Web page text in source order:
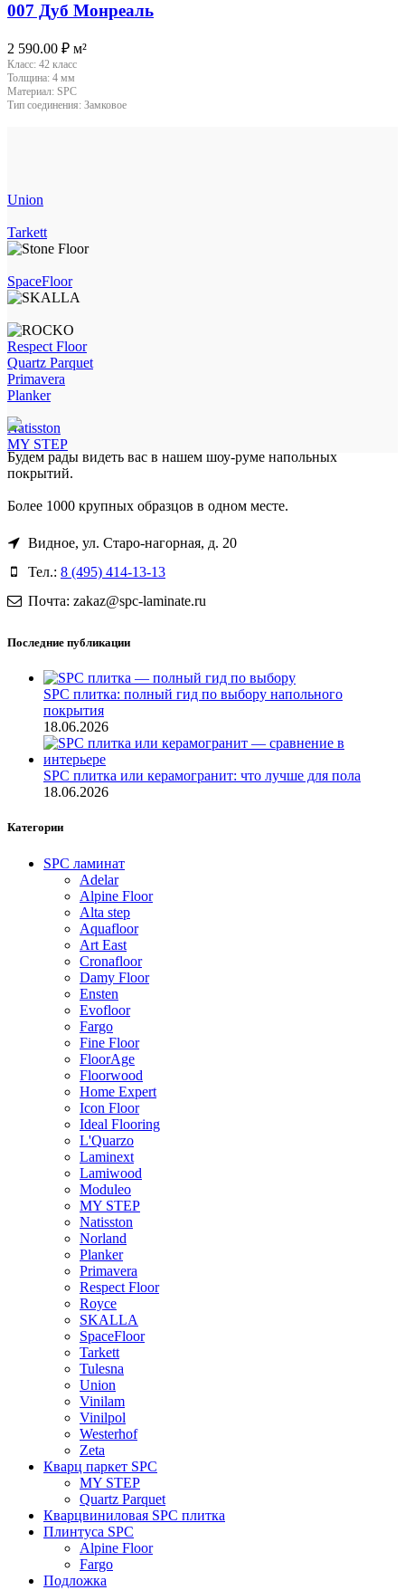
007 Дуб Монреаль
2 590.00 ₽ м²
Класс: 42 класс
Толщина: 4 мм
Материал: SPC
Тип соединения: Замковое
Union
Tarkett
SpaceFloor
Respect Floor
Quartz Parquet
Primavera
Planker
Natisston
MY STEP
Будем рады видеть вас в нашем шоу-руме напольных
покрытий.
Более 1000 крупных образцов в одном месте.
Видное, ул. Старо-нагорная, д. 20
Тел.: 8 (495) 414-13-13
Почта: zakaz@spc-laminate.ru
Последние публикации
SPC плитка: полный гид по выбору напольного
покрытия
18.06.2026
SPC плитка или керамогранит: что лучше для пола
18.06.2026
Категории
SPC ламинат
Adelar
Alpine Floor
Alta step
Aquafloor
Art East
Cronafloor
Damy Floor
Ensten
Evofloor
Fargo
Fine Floor
FloorAge
Floorwood
Home Expert
Icon Floor
Ideal Flooring
L'Quarzo
Laminext
Lamiwood
Moduleo
MY STEP
Natisston
Norland
Planker
Primavera
Respect Floor
Royce
SKALLA
SpaceFloor
Tarkett
Tulesna
Union
Vinilam
Vinilpol
Westerhof
Zeta
Кварц паркет SPC
MY STEP
Quartz Parquet
Кварцвиниловая SPC плитка
Плинтуса SPC
Alpine Floor
Fargo
Подложка